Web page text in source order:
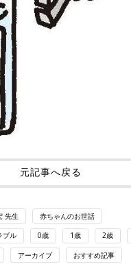
元記事へ戻る
先生 赤ちゃんのお世話
ブル 0歳 1歳 2歳
アーカイブ おすすめ記事